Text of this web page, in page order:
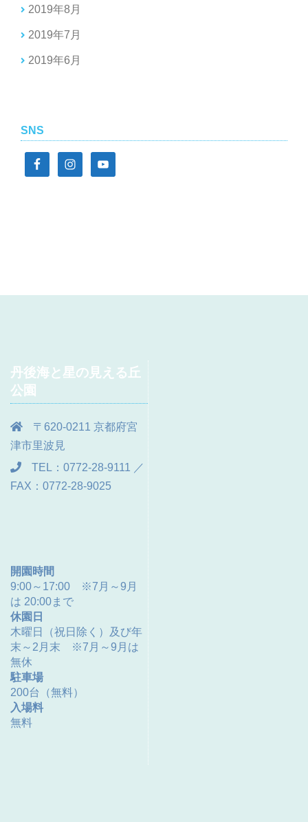
2019年8月
2019年7月
2019年6月
SNS
丹後海と星の見える丘
公園
〒620-0211 京都府宮
津市里波見
TEL：0772-28-9111 ／
FAX：0772-28-9025
開園時間
9:00～17:00 ※7月～9月
は 20:00まで
休園日
木曜日（祝日除く）及び年
末～2月末 ※7月～9月は
無休
駐車場
200台（無料）
入場料
無料